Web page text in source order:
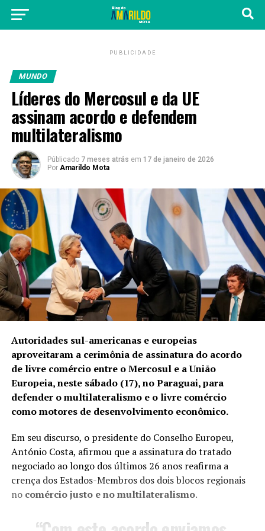
PUBLICIDADE
MUNDO
Líderes do Mercosul e da UE
assinam acordo e defendem
multilateralismo
Públicado 7 meses atrás em 17 de janeiro de 2026
Por Amarildo Mota
Autoridades sul-americanas e europeias
aproveitaram a cerimônia deassinatura do acordo
de livre comércioentre o Mercosul e a União
Europeia, neste sábado (17), no Paraguai, para
defender o multilateralismo e o livre comércio
como motores de desenvolvimento econômico.
Em seu discurso, o presidente do Conselho Europeu,
António Costa, afirmou que a assinatura do tratado
negociado ao longo dos últimos 26 anos reafirma a
crença dos Estados-Membros dos dois blocos regionais
no comércio justo e no multilateralismo.